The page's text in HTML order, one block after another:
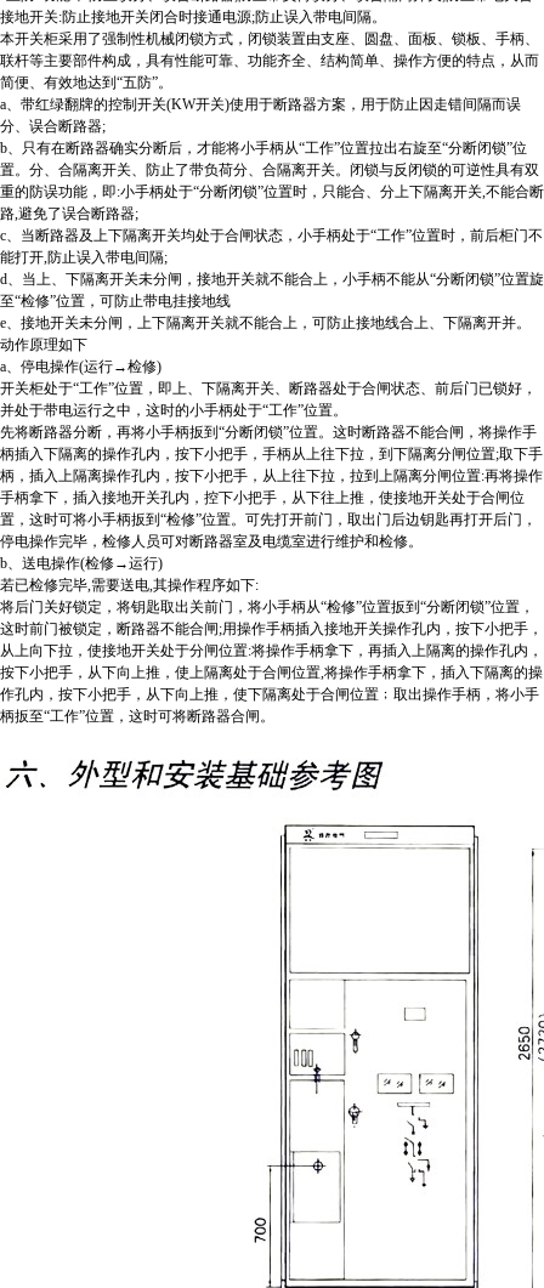
接地开关:防止接地开关闭合时接通电源;防止误入带电间隔。
本开关柜采用了强制性机械闭锁方式，闭锁装置由支座、圆盘、面板、锁板、手柄、
联杆等主要部件构成，具有性能可靠、功能齐全、结构简单、操作方便的特点，从而
简便、有效地达到“五防”。
a、带红绿翻牌的控制开关(KW开关)使用于断路器方案，用于防止因走错间隔而误
分、误合断路器;
b、只有在断路器确实分断后，才能将小手柄从“工作”位置拉出右旋至“分断闭锁”位
置。分、合隔离开关、防止了带负荷分、合隔离开关。闭锁与反闭锁的可逆性具有双
重的防误功能，即:小手柄处于“分断闭锁”位置时，只能合、分上下隔离开关,不能合断
路,避免了误合断路器;
c、当断路器及上下隔离开关均处于合闸状态，小手柄处于“工作”位置时，前后柜门不
能打开,防止误入带电间隔;
d、当上、下隔离开关未分闸，接地开关就不能合上，小手柄不能从“分断闭锁”位置旋
至“检修”位置，可防止带电挂接地线
e、接地开关未分闸，上下隔离开关就不能合上，可防止接地线合上、下隔离开并。
动作原理如下
a、停电操作(运行→检修)
开关柜处于“工作”位置，即上、下隔离开关、断路器处于合闸状态、前后门已锁好，
并处于带电运行之中，这时的小手柄处于“工作”位置。
先将断路器分断，再将小手柄扳到“分断闭锁”位置。这时断路器不能合闸，将操作手
柄插入下隔离的操作孔内，按下小把手，手柄从上往下拉，到下隔离分闸位置;取下手
柄，插入上隔离操作孔内，按下小把手，从上往下拉，拉到上隔离分闸位置:再将操作
手柄拿下，插入接地开关孔内，控下小把手，从下往上推，使接地开关处于合闸位
置，这时可将小手柄扳到“检修”位置。可先打开前门，取出门后边钥匙再打开后门，
停电操作完毕，检修人员可对断路器室及电缆室进行维护和检修。
b、送电操作(检修→运行)
若已检修完毕,需要送电,其操作程序如下:
将后门关好锁定，将钥匙取出关前门，将小手柄从“检修”位置扳到“分断闭锁”位置，
这时前门被锁定，断路器不能合闸;用操作手柄插入接地开关操作孔内，按下小把手，
从上向下拉，使接地开关处于分闸位置:将操作手柄拿下，再插入上隔离的操作孔内，
按下小把手，从下向上推，使上隔离处于合闸位置,将操作手柄拿下，插入下隔离的操
作孔内，按下小把手，从下向上推，使下隔离处于合闸位置﹔取出操作手柄，将小手
柄扳至“工作”位置，这时可将断路器合闸。